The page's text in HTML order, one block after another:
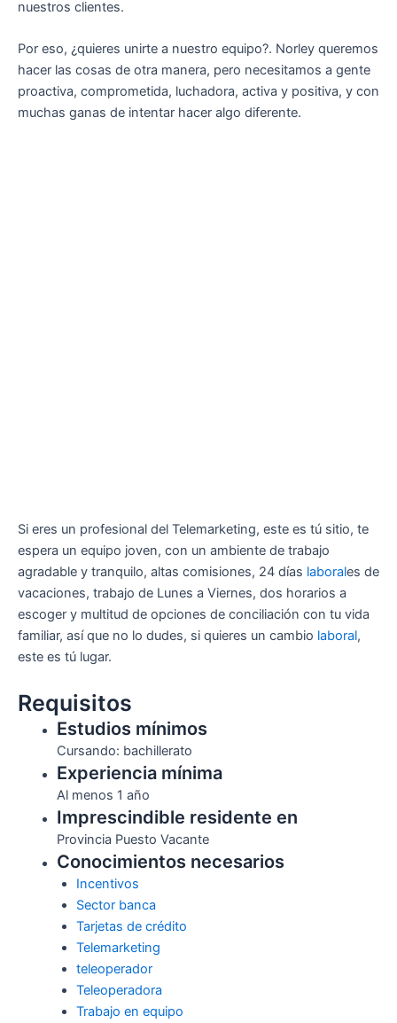
nuestros clientes.
Por eso, ¿quieres unirte a nuestro equipo?. Norley queremos
hacer las cosas de otra manera, pero necesitamos a gente
proactiva, comprometida, luchadora, activa y positiva, y con
muchas ganas de intentar hacer algo diferente.
Si eres un profesional del Telemarketing, este es tú sitio, te
espera un equipo joven, con un ambiente de trabajo
agradable y tranquilo, altas comisiones, 24 días laborales de
vacaciones, trabajo de Lunes a Viernes, dos horarios a
escoger y multitud de opciones de conciliación con tu vida
familiar, así que no lo dudes, si quieres un cambio laboral,
este es tú lugar.
Requisitos
Estudios mínimos
Cursando: bachillerato
Experiencia mínima
Al menos 1 año
Imprescindible residente en
Provincia Puesto Vacante
Conocimientos necesarios
Incentivos
Sector banca
Tarjetas de crédito
Telemarketing
teleoperador
Teleoperadora
Trabajo en equipo